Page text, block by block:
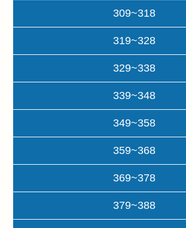
309~318
319~328
329~338
339~348
349~358
359~368
369~378
379~388